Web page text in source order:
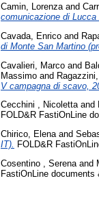
Camin, Lorenza and
comunicazione di Lucca
Cavada, Enrico and
di Monte San Martino
Cavalieri, Marco and
Massimo and
V campagna di scavo,
Cecchini , Nicoletta and
FOLD&R FastiOnLine
Chirico, Elena and
IT). FOLD&R
Cosentino , Serena and
FastiOnLine